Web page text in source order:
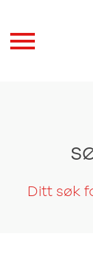
Ditt søk